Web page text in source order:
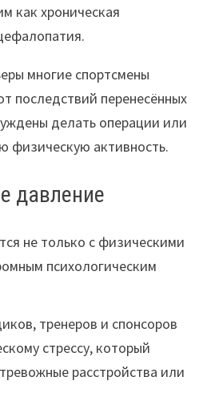
как хроническая
многие спортсмены
последствий перенесённых
делать операции или
физическую активность.
давление
не только с физическими
психологическим
тренеров и спонсоров
стрессу, который
расстройства или